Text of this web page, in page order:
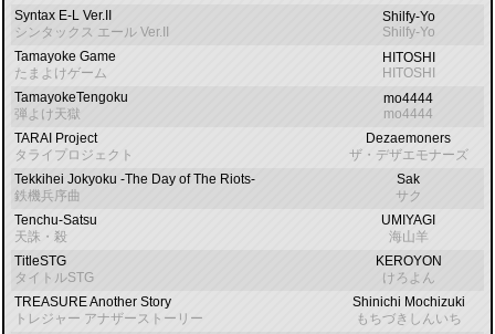
Syntax E-L Ver.II
シンタックス エール Ver.II
Shilfy-Yo
Shilfy-Yo
Tamayoke Game
たまよけゲーム
HITOSHI
HITOSHI
TamayokeTengoku
弾よけ天獄
mo4444
mo4444
TARAI Project
タライプロジェクト
Dezaemoners
ザ・デザエモナーズ
Tekkihei Jokyoku -The Day of The Riots-
鉄機兵序曲
Sak
サク
Tenchu-Satsu
天誅・殺
UMIYAGI
海山羊
TitleSTG
タイトルSTG
KEROYON
けろよん
TREASURE Another Story
トレジャー アナザーストーリー
Shinichi Mochizuki
もちづきしんいち